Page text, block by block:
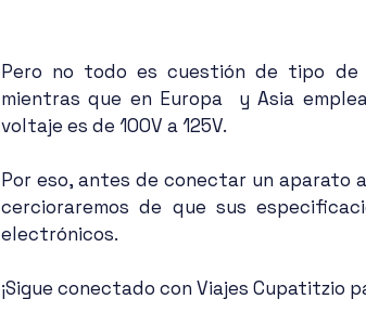
Pero no todo es cuestión de tipo de
mientras que en Europa  y Asia
voltaje es de 100V a 125V.
Por eso, antes de conectar un aparato
cercioraremos de que sus
electrónicos.
¡Sigue conectado con Viajes Cupatitzio